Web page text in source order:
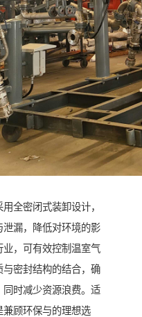
全密闭式装卸设计，
漏，降低对环境的影
业，可有效控制温室气
密封结构的结合，确
时减少资源浪费。适
兼顾环保与的理想选